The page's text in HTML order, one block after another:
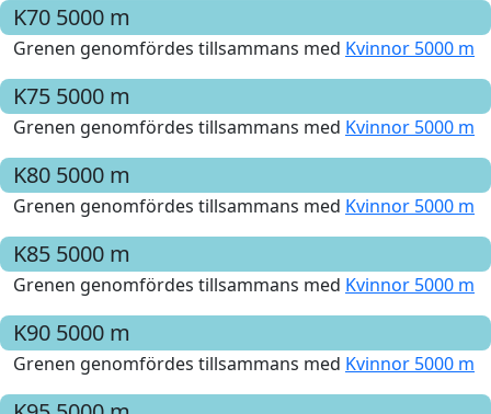
K70 5000 m
Grenen genomfördes tillsammans med Kvinnor 5000 m
K75 5000 m
Grenen genomfördes tillsammans med Kvinnor 5000 m
K80 5000 m
Grenen genomfördes tillsammans med Kvinnor 5000 m
K85 5000 m
Grenen genomfördes tillsammans med Kvinnor 5000 m
K90 5000 m
Grenen genomfördes tillsammans med Kvinnor 5000 m